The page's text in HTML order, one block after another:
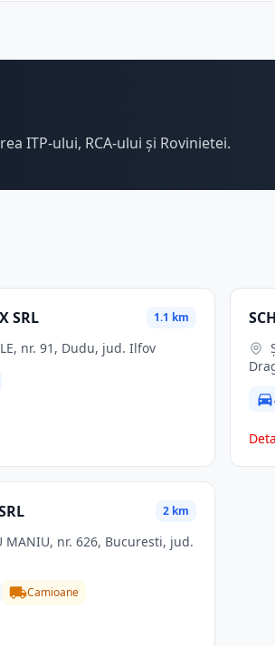
ITP-ului, RCA-ului și Rovinietei.
SRL 1.1 km
nr. 91, Dudu, jud. Ilfov
Şoseaua Dragomireşti, nr. DE203,
2 km
Camioane